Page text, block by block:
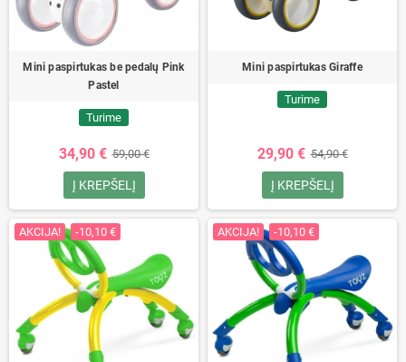
Mini paspirtukas be pedalų Pink
Pastel
Turime
34,90 € 59,00 €
Į KREPŠELĮ
Mini paspirtukas Giraffe
Turime
29,90 € 54,90 €
Į KREPŠELĮ
AKCIJA! -10,10 € AKCIJA! -10,10 €